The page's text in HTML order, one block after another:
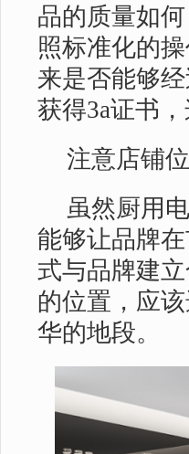
品的质量如
照标准化的
来是否能够
获得3a证书
注意店铺
虽然厨用
能够让品牌
式与品牌建
的位置，应
华的地段。